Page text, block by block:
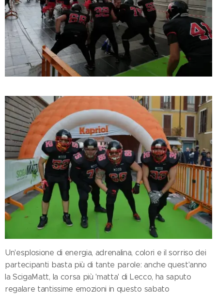
Un'esplosione di energia, adrenalina, colori e il sorriso dei
partecipanti basta più di tante parole: anche quest'anno
la ScigaMatt, la corsa più 'matta' di Lecco, ha saputo
regalare tantissime emozioni in questo sabato